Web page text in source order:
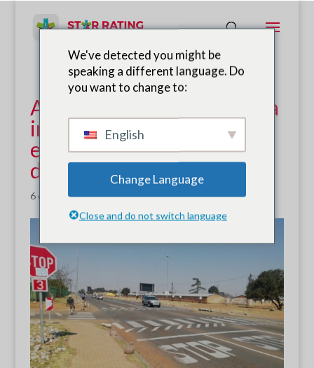
Aplicativo SR4S usado para
informar atualizações
escolares SARF na cidade
de Mogale
6 de fevereiro de 2021|Notícias
We've detected you might be
speaking a different language. Do
you want to change to:
English
Change Language
Close and do not switch language